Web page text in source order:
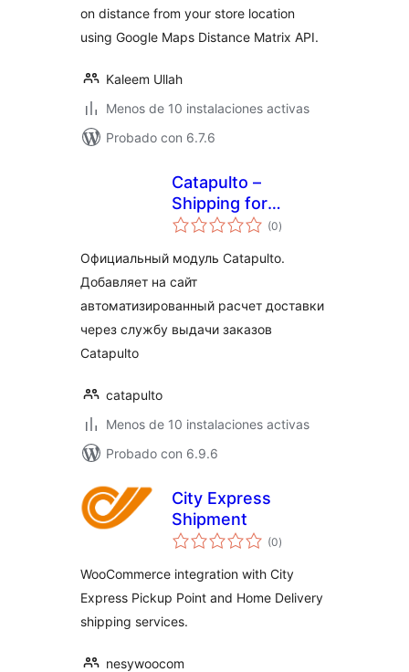
on distance from your store location
using Google Maps Distance Matrix API.
Kaleem Ullah
Menos de 10 instalaciones activas
Probado con 6.7.6
Catapulto –
Shipping for
WooCommerce
(0total
de
)
Официальный модуль Catapulto.
Добавляет на сайт
автоматизированный расчет доставки
через службу выдачи заказов
Catapulto
catapulto
Menos de 10 instalaciones activas
Probado con 6.9.6
City Express
Shipment
(0total
de
)
WooCommerce integration with City
Express Pickup Point and Home Delivery
shipping services.
nesywoocom